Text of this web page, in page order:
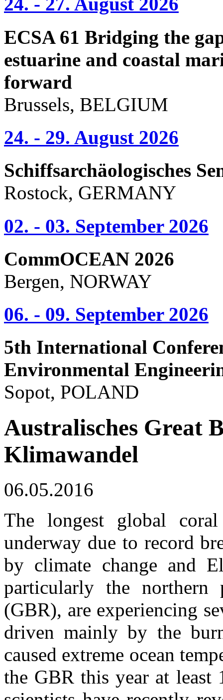
ECSA 61 Bridging the
estuarine and coastal
forward
Brussels, BELGIUM
24. - 29. August 2026
Schiffsarchäologisches
Rostock, GERMANY
02. - 03. September 2026
CommOCEAN 2026
Bergen, NORWAY
06. - 09. September 2026
5th International
Environmental
Sopot, POLAND
Australisches Great
Klimawandel
06.05.2016
The longest global
underway due to record
by climate change and
particularly the
(GBR), are experiencing
driven mainly by the
caused extreme ocean
the GBR this year at least